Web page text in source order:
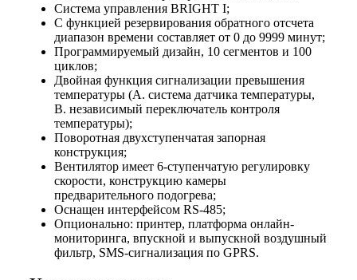
Система управления BRIGHT I;
С функцией резервирования обратного отсчета
диапазон времени составляет от 0 до 9999 минут;
Программируемый дизайн, 10 сегментов и 100
циклов;
Двойная функция сигнализации превышения
температуры (A. система датчика температуры,
B. независимый переключатель контроля
температуры);
Поворотная двухступенчатая запорная
конструкция;
Вентилятор имеет 6-ступенчатую регулировку
скорости, конструкцию камеры
предварительного подогрева;
Оснащен интерфейсом RS-485;
Опционально: принтер, платформа онлайн-
мониторинга, впускной и выпускной воздушный
фильтр, SMS-сигнализация по GPRS.